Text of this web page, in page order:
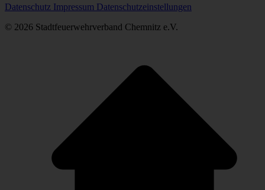
Datenschutz Impressum Datenschutzeinstellungen
© 2026 Stadtfeuerwehrverband Chemnitz e.V.